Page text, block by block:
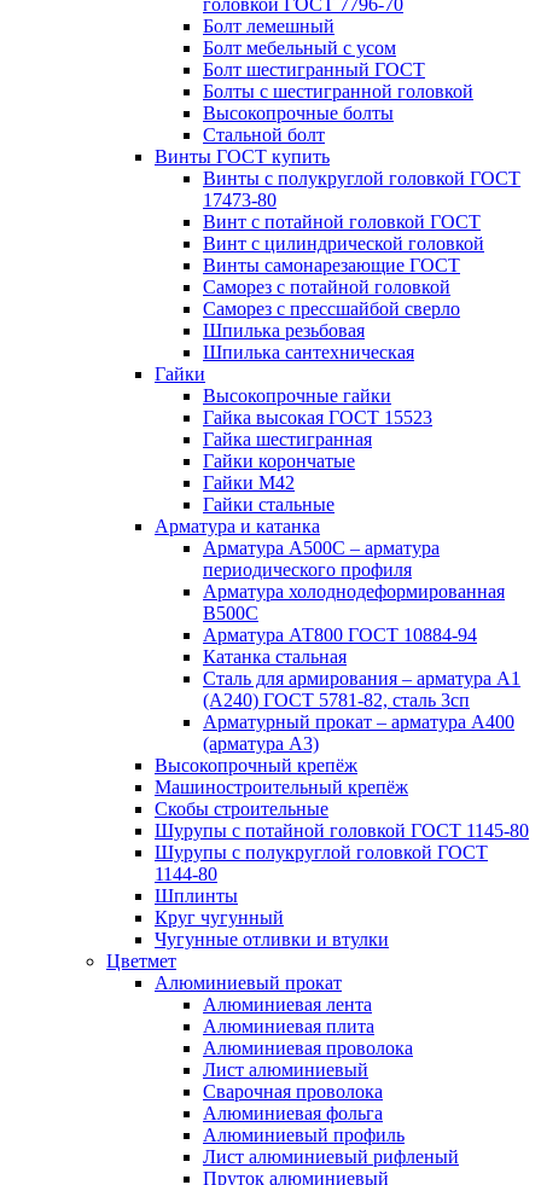
головкой ГОСТ 7796-70
Болт лемешный
Болт мебельный с усом
Болт шестигранный ГОСТ
Болты с шестигранной головкой
Высокопрочные болты
Стальной болт
Винты ГОСТ купить
Винты с полукруглой головкой ГОСТ
17473-80
Винт с потайной головкой ГОСТ
Винт с цилиндрической головкой
Винты самонарезающие ГОСТ
Саморез с потайной головкой
Саморез с прессшайбой сверло
Шпилька резьбовая
Шпилька сантехническая
Гайки
Высокопрочные гайки
Гайка высокая ГОСТ 15523
Гайка шестигранная
Гайки корончатые
Гайки М42
Гайки стальные
Арматура и катанка
Арматура А500С – арматура
периодического профиля
Арматура холоднодеформированная
В500С
Арматура АТ800 ГОСТ 10884-94
Катанка стальная
Сталь для армирования – арматура А1
(А240) ГОСТ 5781-82, сталь 3сп
Арматурный прокат – арматура А400
(арматура А3)
Высокопрочный крепёж
Машиностроительный крепёж
Скобы строительные
Шурупы с потайной головкой ГОСТ 1145-80
Шурупы с полукруглой головкой ГОСТ
1144-80
Шплинты
Круг чугунный
Чугунные отливки и втулки
Цветмет
Алюминиевый прокат
Алюминиевая лента
Алюминиевая плита
Алюминиевая проволока
Лист алюминиевый
Сварочная проволока
Алюминиевая фольга
Алюминиевый профиль
Лист алюминиевый рифленый
Пруток алюминиевый